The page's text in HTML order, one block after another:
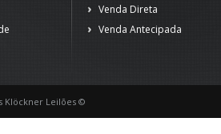
Venda Direta
Venda Antecipada
Klöckner Leilões ©